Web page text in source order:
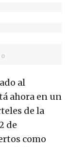
al
ahora en un
de la
de
como